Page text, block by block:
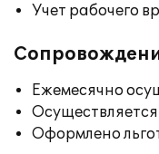
Учет рабочего
Ежемесячно
Оформлено